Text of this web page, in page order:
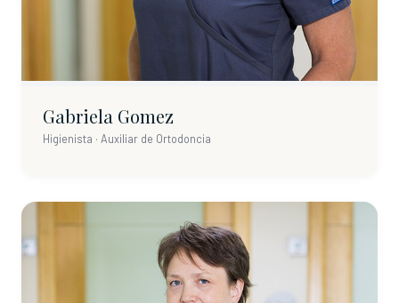
Gabriela Gomez
Higienista · Auxiliar de Ortodoncia